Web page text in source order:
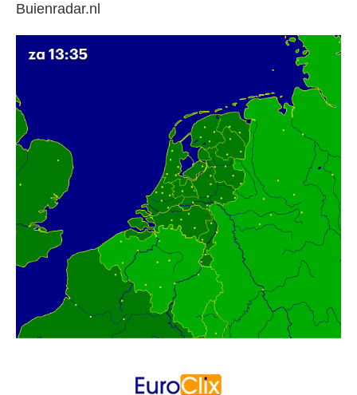
Buienradar.nl